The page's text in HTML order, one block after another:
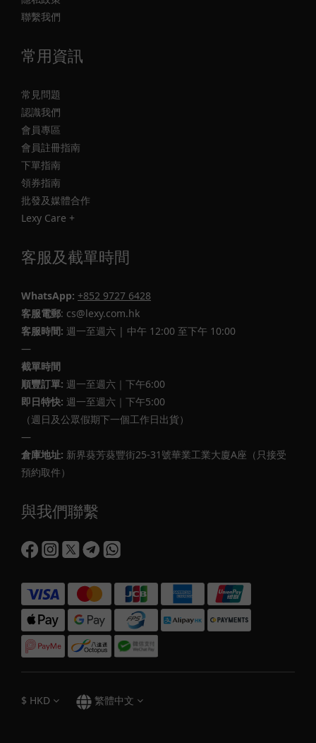
聯繫我們
常用資訊
常見問題
認識我們
會員專區
會員註冊指南
下單指南
領券指南
批發及媒體合作
Lexy Care +
客服及截單時間
WhatsApp: +852 9727 6428
客服電郵: cs@lexy.com.hk
客服時間: 週一至週六 | 中午 12:00 至下午 10:00
—
截單時間
順豐訂單: 週一至週六｜下午6:00
即日特快: 週一至週六｜下午5:00
（週日及公眾假期下一個工作日出貨）
—
倉庫地址: 新界葵芳葵豐街25-31號華業工業大廈A座（只接受
預約取件）
與我們聯繫
$ HKD 繁體中文